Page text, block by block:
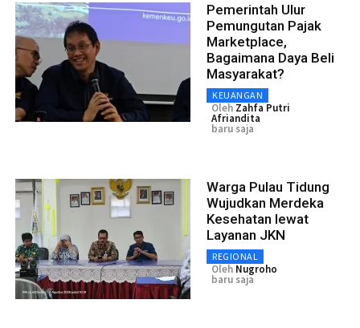
Pemerintah Ulur
Pemungutan Pajak
Marketplace,
Bagaimana Daya Beli
Masyarakat?
KEUANGAN
Oleh Zahfa Putri
Afriandita
baru saja
Warga Pulau Tidung
Wujudkan Merdeka
Kesehatan lewat
Layanan JKN
REGIONAL
Oleh Nugroho
baru saja